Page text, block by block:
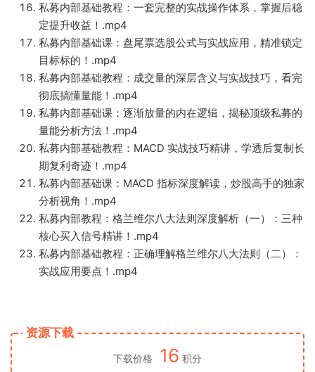
私募内部基础教程：一套完整的实战操作体系，掌握后稳
定提升收益！.mp4
私募内部基础课：盘尾票选股公式与实战应用，精准锁定
目标标的！.mp4
私募内部基础教程：成交量的深层含义与实战技巧，看完
彻底搞懂量能！.mp4
私募内部基础课：逐渐放量的内在逻辑，揭秘顶级私募的
量能分析方法！.mp4
私募内部基础教程：MACD 实战技巧精讲，学透后复制长
期复利奇迹！.mp4
私募内部基础课：MACD 指标深度解读，炒股高手的独家
分析视角！.mp4
私募内部教程：格兰维尔八大法则深度解析（一）：三种
核心买入信号精讲！.mp4
私募内部基础教程：正确理解格兰维尔八大法则（二）：
实战应用要点！.mp4
资源下载
下载价格 16 积分